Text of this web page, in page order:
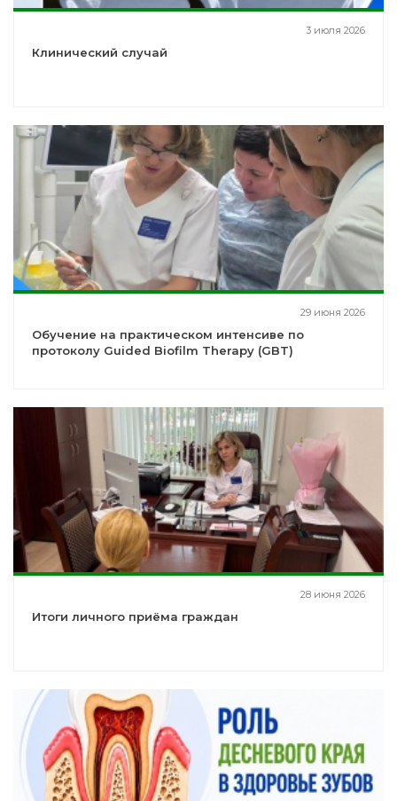
3 июля 2026
Клинический случай
29 июня 2026
Обучение на практическом интенсиве по
протоколу Guided Biofilm Therapy (GBT)
28 июня 2026
Итоги личного приёма граждан